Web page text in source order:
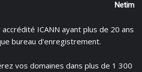
Netim
ICANN ayant plus de 20 ans
bureau d'enregistrement.
vos domaines dans plus de 1 300